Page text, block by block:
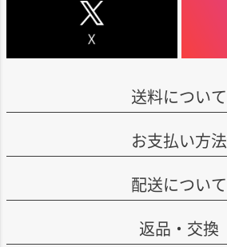
送料について
お支払い方法
配送について
返品・交換